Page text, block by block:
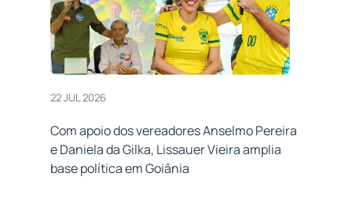
22 JUL 2026
Com apoio dos vereadores Anselmo Pereira
e Daniela da Gilka, Lissauer Vieira amplia
base política em Goiânia